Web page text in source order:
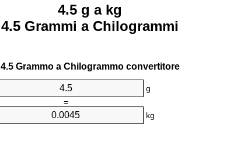
4.5 g a kg
4.5 Grammi a Chilogrammi
4.5 Grammo a Chilogrammo convertitore
g
=
kg